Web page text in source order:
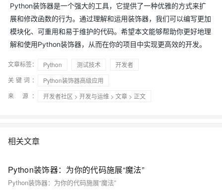
Python装饰器是一个强大的工具，它提供了一种优雅的方式来扩
展和修改函数的行为。通过理解和运用装饰器，我们可以编写更加
模块化、可重用和易于维护的代码。希望本文能够帮助你更好地理
解和使用Python装饰器，从而在你的项目中实现更高效的开发。
文章标签： Python 测试技术
开发者
关键词：
Python装饰器高级应用
来 源：
开发者社区 > 开发与运维 > 文章 > 正文
相关文章
Python装饰器：为你的代码施展“魔法”
Python装饰器：为你的代码施展“魔法”